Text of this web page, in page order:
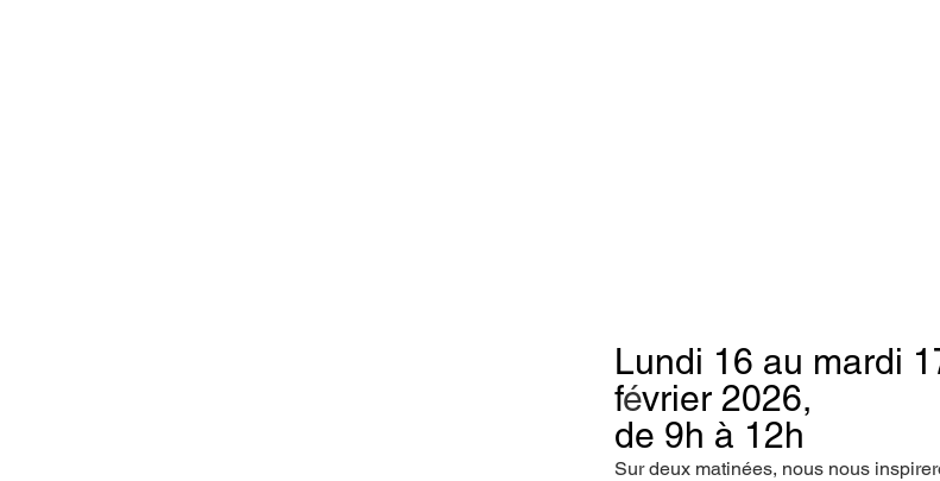
Lundi 16 au mardi
février 2026,
de 9h à 12h
Sur deux matinées, nous nous